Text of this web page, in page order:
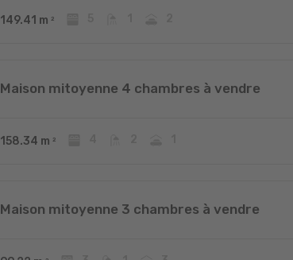
149.41 m 2
Maison mitoyenne 4 chambres à vendre
158.34 m 2
Maison mitoyenne 3 chambres à vendre